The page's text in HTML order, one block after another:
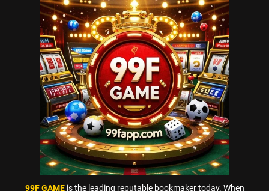
99F GAMEis the leading reputable bookmaker today. When